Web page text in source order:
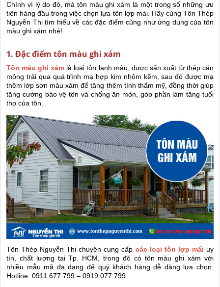
Chính vì lý do đó, mà tôn màu ghi xám là một trong số những ưu
tiên hàng đầu trong việc chọn lựa tôn lợp mái. Hãy cùng Tôn Thép
Nguyễn Thi tìm hiểu về các đặc điểm cũng như ứng dụng của tôn
màu ghi xám nhé!
1. Đặc điểm tôn màu ghi xám
Tôn màu ghi xám là loại tôn lạnh màu, được sản xuất từ thép cán
mỏng trải qua quá trình mạ hợp kim nhôm kẽm, sau đó được mạ
thêm lớp sơn màu xám để tăng thêm tính thẩm mỹ, đồng thời giúp
tăng cường bảo vệ tôn và chống ăn mòn, góp phần làm tăng tuổi
thọ của tôn.
Tôn Thép Nguyễn Thi chuyên cung cấp các loại tôn lợp mái uy
tín, chất lượng tại Tp. HCM, trong đó có tôn màu ghi xám với
nhiều mẫu mã đa dạng để quý khách hàng dễ dàng lựa chọn.
Hotline: 0911.677.799 – 0919.077.799